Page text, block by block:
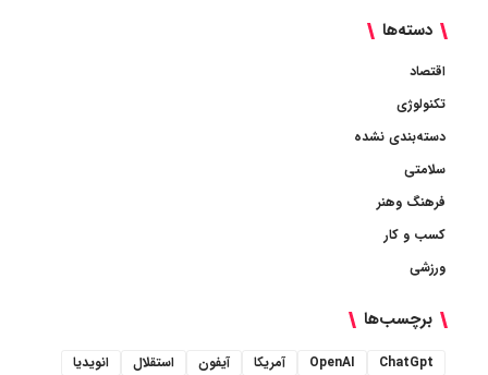
دسته‌ها
اقتصاد
تکنولوژی
دسته‌بندی نشده
سلامتی
فرهنگ وهنر
کسب و کار
ورزشی
برچسب‌ها
ChatGpt
OpenAI آمریکا آیفون استقلال
انویدیا